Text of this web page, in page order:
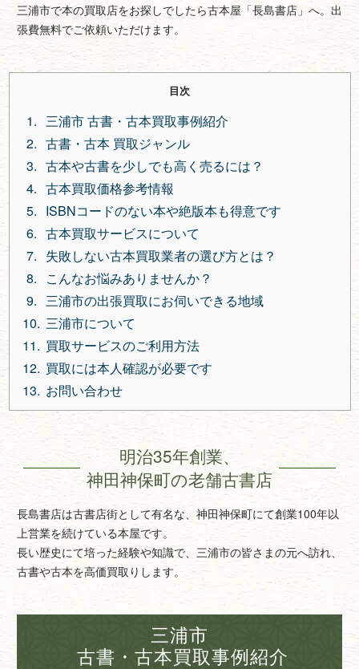
三浦市で本の買取店をお探しでしたら古本屋「長島書店」へ。出
張費無料でご依頼いただけます。
目次
三浦市 古書・古本買取事例紹介
古書・古本 買取ジャンル
古本や古書を少しでも高く売るには？
古本買取価格参考情報
ISBNコードのない本や絶版本も得意です
古本買取サービスについて
失敗しない古本買取業者の選び方とは？
こんなお悩みありませんか？
三浦市の出張買取にお伺いできる地域
三浦市について
買取サービスのご利用方法
買取には本人確認が必要です
お問い合わせ
明治35年創業、
神田神保町の老舗古書店
長島書店は古書店街として有名な、神田神保町にて創業100年以
上営業を続けている本屋です。
長い歴史にて培った経験や知識で、三浦市の皆さまの元へ訪れ、
古書や古本を高価買取りします。
三浦市
古書・古本買取事例紹介